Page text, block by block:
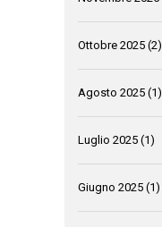
Ottobre 2025 (2)
Agosto 2025 (1)
Luglio 2025 (1)
Giugno 2025 (1)